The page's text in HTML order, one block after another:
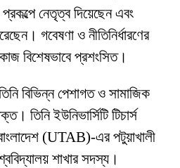
নেতৃত্ব দিয়েছেন এবং
গবেষণা ও নীতিনির্ধারণের
বিশেষভাবে প্রশংসিত।
বিভিন্ন পেশাগত ও সামাজিক
তিনি ইউনিভার্সিটি টিচার্স
(UTAB)-এর পটুয়াখালী
শাখার সদস্য।